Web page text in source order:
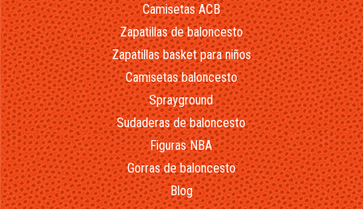
Camisetas ACB
Zapatillas de baloncesto
Zapatillas basket para niños
Camisetas baloncesto
Sprayground
Sudaderas de baloncesto
Figuras NBA
Gorras de baloncesto
Blog